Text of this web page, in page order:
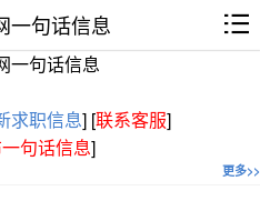
一句话信息
一句话信息
求职信息] [联系客服]
句话信息]
更多>>